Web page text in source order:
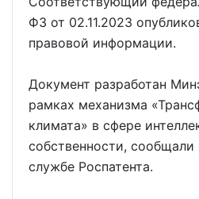
ФЗ от 02.11.2023
правовой информации.
Документ разработан
рамках механизма
климата» в сфере
собственности, сообщали
службе Роспатента.